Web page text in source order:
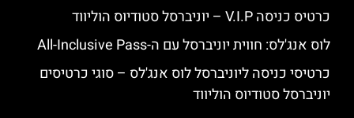
כרטיס כניסה V.I.P – יוניברסל סטודיוס הוליווד
לוס אנג'לס: חווית יוניברסל עם ה-All-Inclusive Pass
כרטיסי כניסה ליוניברסל לוס אנג'לס – סוגי כרטיסים
יוניברסל סטודיוס הוליווד